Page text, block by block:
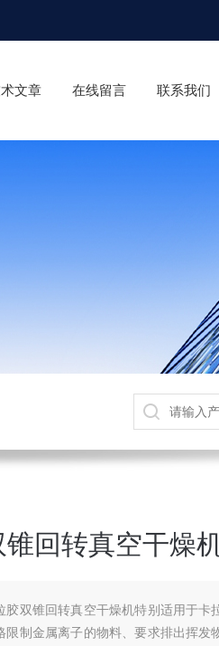
文章 在线留言 联系我们
回转真空干燥
胶双锥回转真空干燥机特别适用于卡
限制金属离子的物料、要求排出挥发